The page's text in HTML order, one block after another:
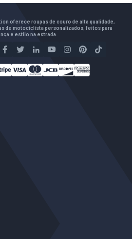
oferece roupas de couro de alta qualidade,
de motociclista personalizados, feitos para
e estilo na estrada.